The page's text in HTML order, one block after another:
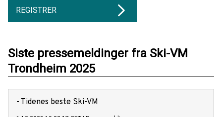
REGISTRER
Siste pressemeldinger fra Ski-VM
Trondheim 2025
- Tidenes beste Ski-VM